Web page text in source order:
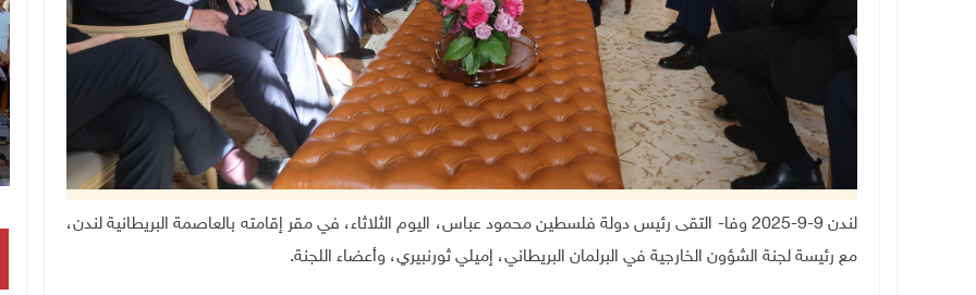
لندن 9-9-2025 وفا- التقى رئيس دولة فلسطين محمود عباس، اليوم الثلاثاء، في مقر إقامته بالعاصمة البريطانية لندن،
مع رئيسة لجنة الشؤون الخارجية في البرلمان البريطاني، إميلي ثورنبيري، وأعضاء اللجنة.
انتشال رفات شهيد مجهول